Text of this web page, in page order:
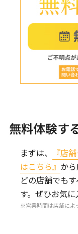
無料体験す
まずは、 『店
はこちら』 か
どの店舗でも
す。ぜひお気に
営業時間は店舗によ